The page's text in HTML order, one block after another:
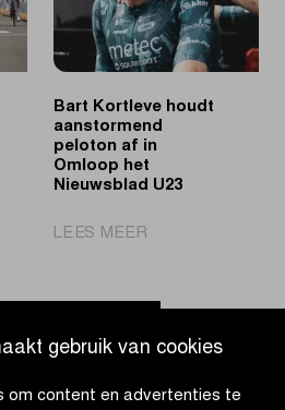
gebruik van cookies
om content en advertenties te
in
de
kijker
Bart Kortleve houdt
aanstormend
peloton af in
Omloop het
Nieuwsblad U23
LEES MEER
houdt
peloton
in
nieuwsoverzicht